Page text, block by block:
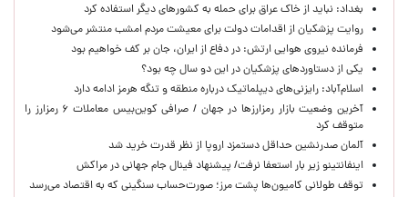
بغداد: نباید از خاک عراق برای حمله به کشورهای دیگر استفاده کرد
روایت پزشکیان از اقدامات دولت برای معیشت مردم امشب منتشر می‌شود
فرمانده نیروی هوایی ارتش: در دفاع از ایران، جان بر کف خواهیم بود
یکی از دستاوردهای پزشکیان در این دو سال چه بود؟
اسلام‌آباد: رایزنی‌های دیپلماتیک درباره منطقه و تنگه هرمز ادامه دارد
آخرین وضعیت بازار رمزارزها در جهان / صرافی کوین‌بیس معاملات ۶ رمزارز را
متوقف کرد
آلمان صدرنشین حداقل دستمزد اروپا از نظر قدرت خرید شد
اینفانتینو زیر بار استعفا نرفت/ پیشنهاد فینال جام جهانی در مراکش
توقف طولانی کامیون‌ها پشت مرز؛ صورت‌حساب سنگینی که به اقتصاد می‌رسد